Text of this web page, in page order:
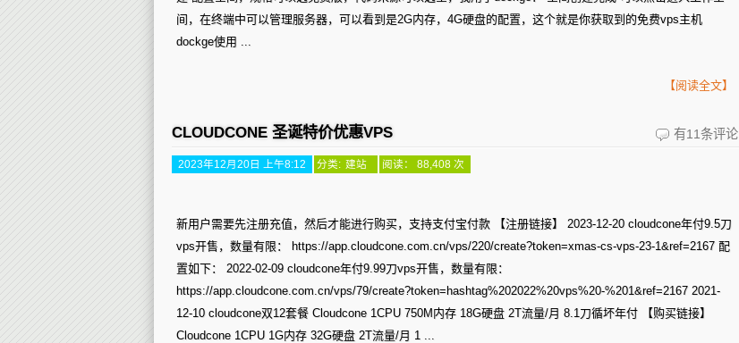
间，在终端中可以管理服务器，可以看到是2G内存，4G硬盘的配置，这个就是你获取到的免费vps主机
dockge使用 ...
【阅读全文】
CLOUDCONE 圣诞特价优惠VPS
cloudcone
价
惠
VPS
有11条评论
2023年12月20日 上午8:12 分类: 建站 阅读： 88,408 次
新用户需要先注册充值，然后才能进行购买，支持支付宝付款 【注册链接】 2023-12-20 cloudcone年付9.5刀
vps开售，数量有限： https://app.cloudcone.com.cn/vps/220/create?token=xmas-cs-vps-23-1&ref=2167 配
置如下： 2022-02-09 cloudcone年付9.99刀vps开售，数量有限：
https://app.cloudcone.com.cn/vps/79/create?token=hashtag%202022%20vps%20-%201&ref=2167 2021-
12-10 cloudcone双12套餐 Cloudcone 1CPU 750M内存 18G硬盘 2T流量/月 8.1刀循坏年付 【购买链接】
Cloudcone 1CPU 1G内存 32G硬盘 2T流量/月 1 ...